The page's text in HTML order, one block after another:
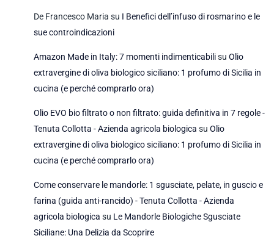
De Francesco Maria su I Benefici dell’infuso di rosmarino e le
sue controindicazioni
Amazon Made in Italy: 7 momenti indimenticabilisu Olio
extravergine di oliva biologico siciliano: 1 profumo di Sicilia in
cucina (e perché comprarlo ora)
Olio EVO bio filtrato o non filtrato: guida definitiva in 7 regole -
Tenuta Collotta - Azienda agricola biologica su Olio
extravergine di oliva biologico siciliano: 1 profumo di Sicilia in
cucina (e perché comprarlo ora)
Come conservare le mandorle: 1 sgusciate, pelate, in guscio e
farina (guida anti-rancido) - Tenuta Collotta - Azienda
agricola biologica su Le Mandorle Biologiche Sgusciate
Siciliane: Una Delizia da Scoprire